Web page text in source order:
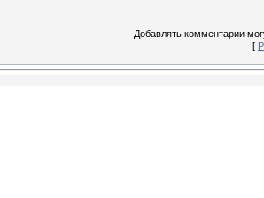
Добавлять комментарии
[